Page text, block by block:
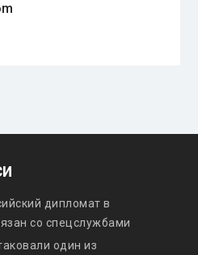
дипломат в
со спецслужбами
один из